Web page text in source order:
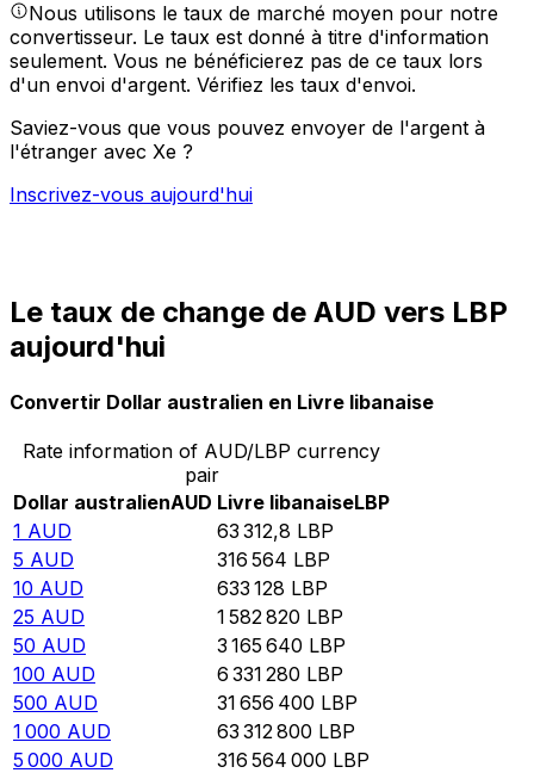
Nous utilisons le taux de marché moyen pour notre
convertisseur. Le taux est donné à titre d'information
seulement. Vous ne bénéficierez pas de ce taux lors
d'un envoi d'argent. Vérifiez les taux d'envoi.
Saviez-vous que vous pouvez envoyer de l'argent à
l'étranger avec Xe ?
Inscrivez-vous aujourd'hui
Le taux de change de AUD vers LBP
aujourd'hui
Convertir Dollar australien en Livre libanaise
Rate information of AUD/LBP currency
pair
Dollar australienAUD Livre libanaiseLBP
1 AUD 63 312,8 LBP
5 AUD 316 564 LBP
10 AUD 633 128 LBP
25 AUD 1 582 820 LBP
50 AUD 3 165 640 LBP
100 AUD 6 331 280 LBP
500 AUD 31 656 400 LBP
1 000 AUD 63 312 800 LBP
5 000 AUD 316 564 000 LBP